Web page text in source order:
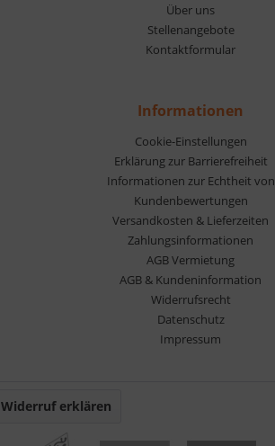
Über uns
Stellenangebote
Kontaktformular
Informationen
Cookie-Einstellungen
Erklärung zur Barrierefreiheit
Informationen zur Echtheit von
Kundenbewertungen
Versandkosten & Lieferzeiten
Zahlungsinformationen
AGB Vermietung
AGB & Kundeninformation
Widerrufsrecht
Datenschutz
Impressum
Widerruf erklären